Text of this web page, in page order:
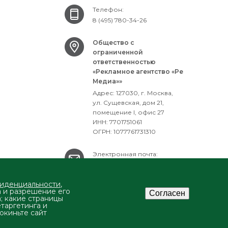
Телефон:
8 (495) 780-34-26
Общество с
ограниченной
ответственностью
«Рекламное агентство «Ре
Медиа»»
Адрес: 127030, г. Москва,
ул. Сущевская, дом 21,
помещение I, офис 27
ИНН: 7701751061
ОГРН: 1077761731310
Электронная почта:
,
и разрешение его
какие страницы
и
сайт
Согласен